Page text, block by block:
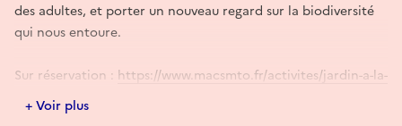
des adultes, et porter un nouveau regard sur la biodiversité
qui nous entoure.
Sur réservation : https://www.macsmto.fr/activites/jardin-a-la-
loupe/ .
+ Voir plus